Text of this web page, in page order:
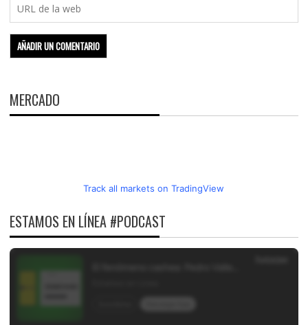
MERCADO
Track all markets on TradingView
ESTAMOS EN LÍNEA #PODCAST